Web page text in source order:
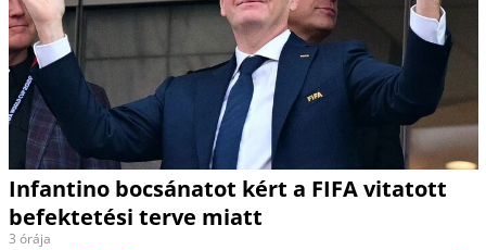
Infantino bocsánatot kért a FIFA vitatott
befektetési terve miatt
3 órája